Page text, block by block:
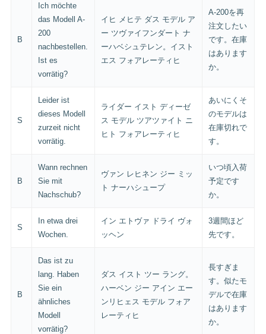
B
Ich möchte
das Modell A-
200
nachbestellen.
Ist es
vorrätig?
イヒ メヒテ ダス モデル ア
ー ツヴァイフンダート ナ
ーハベシュテレン。イスト
エス フォアレーティヒ
A-200を再
注文したい
です。在庫
はあります
か。
S
Leider ist
dieses Modell
zurzeit nicht
vorrätig.
ライダー イスト ディーゼ
ス モデル ツアツァイト ニ
ヒト フォアレーティヒ
あいにくそ
のモデルは
在庫切れで
す。
B
Wann rechnen
Sie mit
Nachschub?
ヴァン レヒネン ジー ミッ
ト ナーハシュープ
いつ頃入荷
予定です
か。
S
In etwa drei
Wochen.
イン エトヴァ ドライ ヴォ
ッヘン
3週間ほど
先です。
B
Das ist zu
lang. Haben
Sie ein
ähnliches
Modell
vorrätig?
ダス イスト ツー ラング。
ハーベン ジー アイン エー
ンリヒェス モデル フォア
レーティヒ
長すぎま
す。似たモ
デルで在庫
はあります
か。